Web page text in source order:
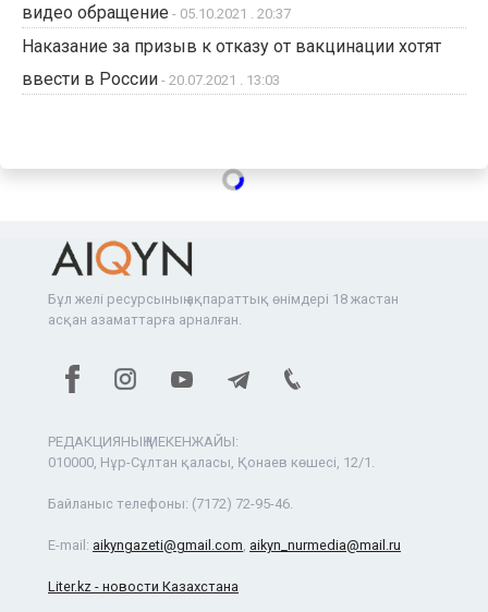
видео обращение - 05.10.2021 . 20:37
Наказание за призыв к отказу от вакцинации хотят
ввести в России - 20.07.2021 . 13:03
Бұл желі ресурсының ақпараттық өнімдері 18 жастан
асқан азаматтарға арналған.
РЕДАКЦИЯНЫҢ МЕКЕНЖАЙЫ:
010000, Нұр-Сұлтан қаласы, Қонаев көшесі, 12/1.
Байланыс телефоны: (7172) 72-95-46.
E-mail: aikyngazeti@gmail.com aikyn_nurmedia@mail.ru
Liter.kz - новости Казахстана